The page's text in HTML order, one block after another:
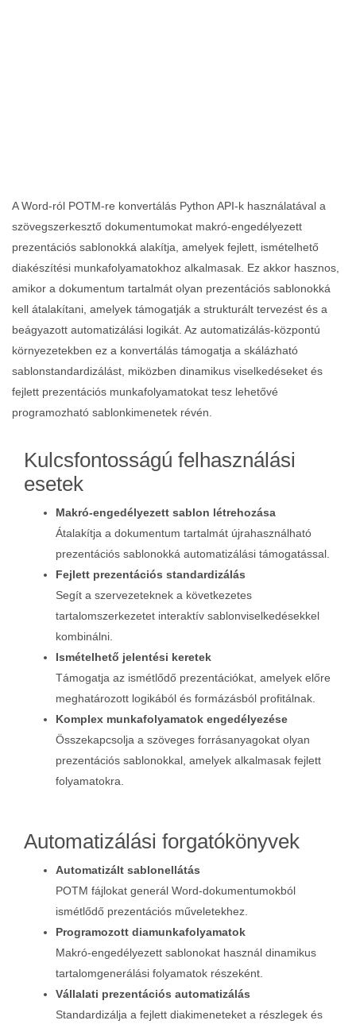
A Word‑ról POTM‑re konvertálás Python API‑k használatával a
szövegszerkesztő dokumentumokat makró‑engedélyezett
prezentációs sablonokká alakítja, amelyek fejlett, ismételhető
diakészítési munkafolyamatokhoz alkalmasak. Ez akkor hasznos,
amikor a dokumentum tartalmát olyan prezentációs sablonokká
kell átalakítani, amelyek támogatják a strukturált tervezést és a
beágyazott automatizálási logikát. Az automatizálás‑központú
környezetekben ez a konvertálás támogatja a skálázható
sablonstandardizálást, miközben dinamikus viselkedéseket és
fejlett prezentációs munkafolyamatokat tesz lehetővé
programozható sablonkimenetek révén.
Kulcsfontosságú felhasználási
esetek
Makró‑engedélyezett sablon létrehozása
Átalakítja a dokumentum tartalmát újrahasználható
prezentációs sablonokká automatizálási támogatással.
Fejlett prezentációs standardizálás
Segít a szervezeteknek a következetes
tartalomszerkezetet interaktív sablonviselkedésekkel
kombinálni.
Ismételhető jelentési keretek
Támogatja az ismétlődő prezentációkat, amelyek előre
meghatározott logikából és formázásból profitálnak.
Komplex munkafolyamatok engedélyezése
Összekapcsolja a szöveges forrásanyagokat olyan
prezentációs sablonokkal, amelyek alkalmasak fejlett
folyamatokra.
Automatizálási forgatókönyvek
Automatizált sablonellátás
POTM fájlokat generál Word‑dokumentumokból
ismétlődő prezentációs műveletekhez.
Programozott diamunkafolyamatok
Makró‑engedélyezett sablonokat használ dinamikus
tartalomgenerálási folyamatok részeként.
Vállalati prezentációs automatizálás
Standardizálja a fejlett diakimeneteket a részlegek és